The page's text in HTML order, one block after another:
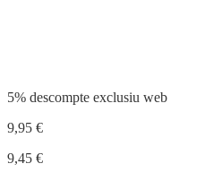
5% descompte exclusiu web
9,95 €
9,45 €